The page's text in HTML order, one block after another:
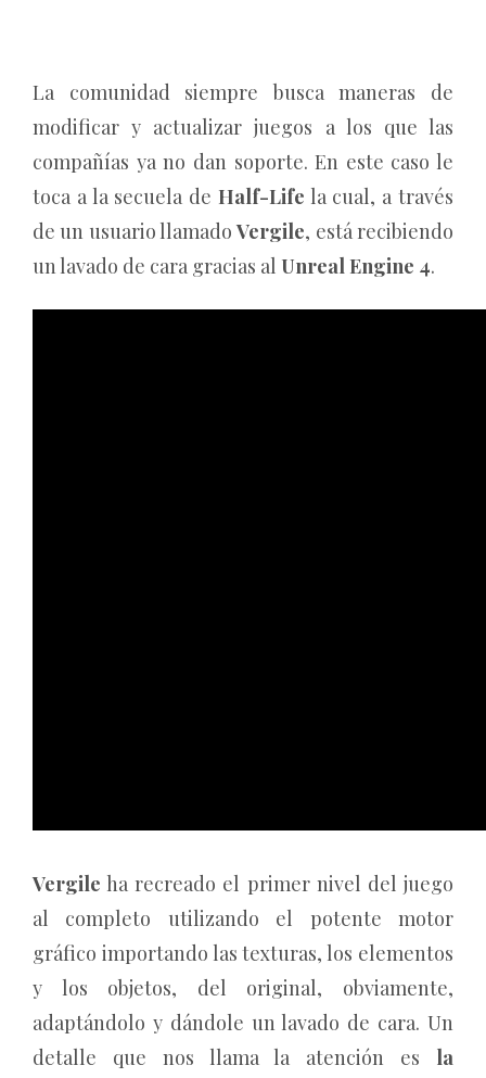
La comunidad siempre busca maneras de
modificar y actualizar juegos a los que las
compañías ya no dan soporte. En este caso le
toca a la secuela de Half-Life la cual, a través
de un usuario llamadoVergile, está recibiendo
un lavado de cara gracias al Unreal Engine 4.
Vergile ha recreado el primer nivel del juego
al completo utilizando el potente motor
gráfico importando las texturas, los elementos
y los objetos, del original, obviamente,
adaptándolo y dándole un lavado de cara. Un
detalle que nos llama la atención es la